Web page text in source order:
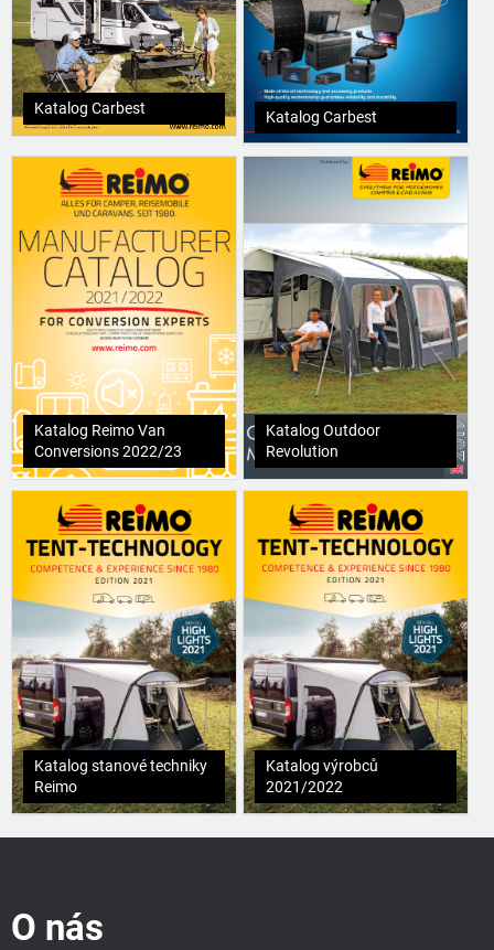
Katalog Carbest
Katalog Carbest
Katalog Reimo Van
Conversions 2022/23
Katalog Outdoor
Revolution
Katalog stanové techniky
Reimo
Katalog výrobců
2021/2022
O nás